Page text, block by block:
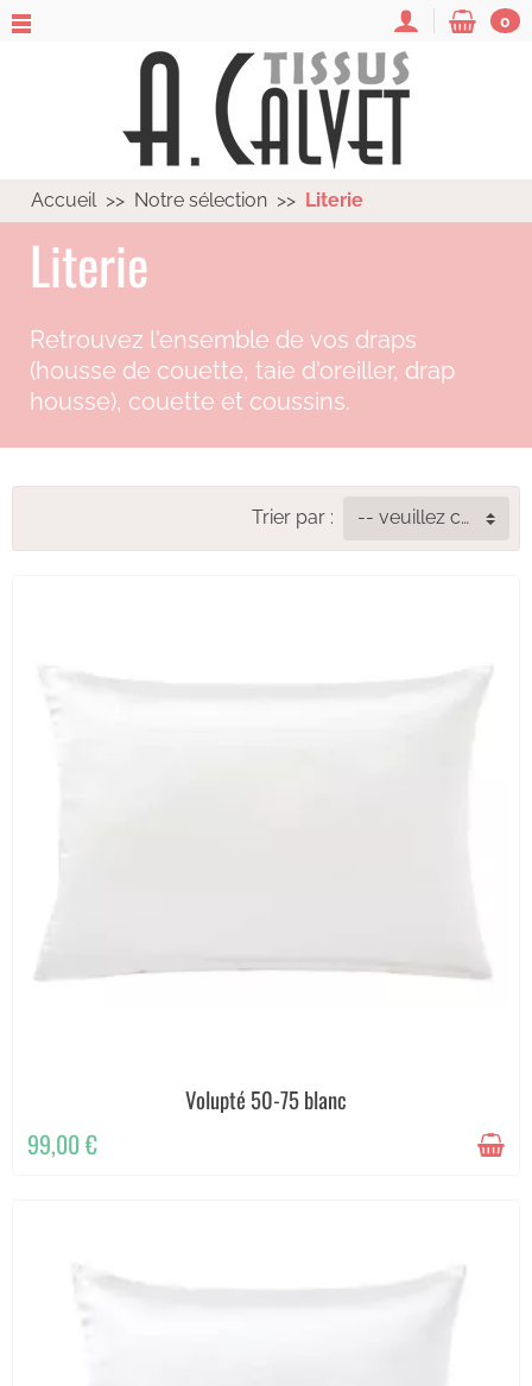
0
Accueil Notre sélection Literie
Literie
Retrouvez l'ensemble de vos draps
(housse de couette, taie d'oreiller, drap
housse), couette et coussins.
Trier par : -- veuillez choisir --
Volupté 50-75 blanc
99,00 €